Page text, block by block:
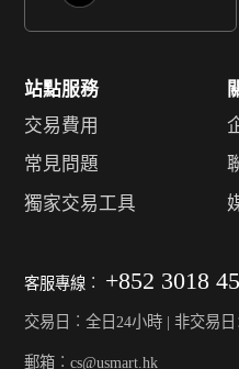
站點服務
交易費用
常見問題
獨家交易工具
客服專線︰ +852 3018
交易日︰全日24小時 | 非交易日
郵箱︰cs@usmart.hk